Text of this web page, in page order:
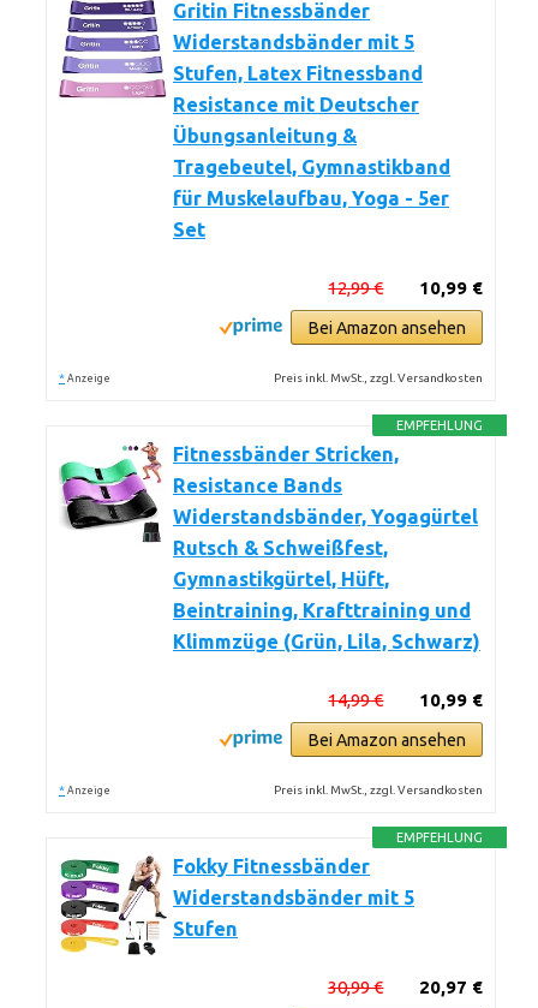
Gritin Fitnessbänder
Widerstandsbänder mit 5
Stufen, Latex Fitnessband
Resistance mit Deutscher
Übungsanleitung &
Tragebeutel, Gymnastikband
für Muskelaufbau, Yoga - 5er
Set
10,99 €
12,99 €
Bei Amazon ansehen
* Anzeige Preis inkl. MwSt., zzgl. Versandkosten
EMPFEHLUNG
Fitnessbänder Stricken,
Resistance Bands
Widerstandsbänder, Yogagürtel
Rutsch & Schweißfest,
Gymnastikgürtel, Hüft,
Beintraining, Krafttraining und
Klimmzüge (Grün, Lila, Schwarz)
10,99 €
14,99 €
Bei Amazon ansehen
* Anzeige Preis inkl. MwSt., zzgl. Versandkosten
EMPFEHLUNG
Fokky Fitnessbänder
Widerstandsbänder mit 5
Stufen
20,97 €
30,99 €